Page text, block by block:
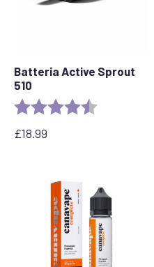
Batteria Active Sprout
510
Valutazione: 4.6 out of
£18.99